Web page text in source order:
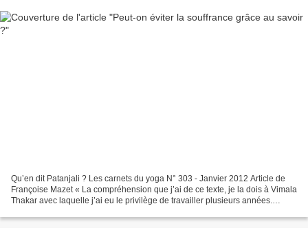
Qu’en dit Patanjali ? Les carnets du yoga N° 303 - Janvier 2012 Article de
Françoise Mazet « La compréhension que j’ai de ce texte, je la dois à Vimala
Thakar avec laquelle j’ai eu le privilège de travailler plusieurs années.